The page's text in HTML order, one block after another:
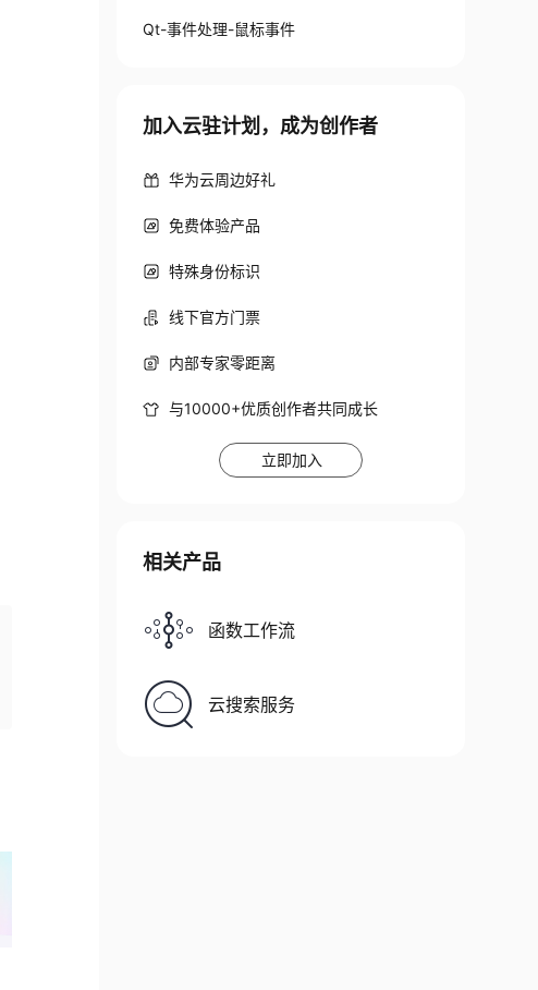
Qt-事件处理-鼠标事件
加入云驻计划，成为创作者
华为云周边好礼
免费体验产品
特殊身份标识
线下官方门票
内部专家零距离
与10000+优质创作者共同成长
立即加入
相关产品
函数工作流
云搜索服务